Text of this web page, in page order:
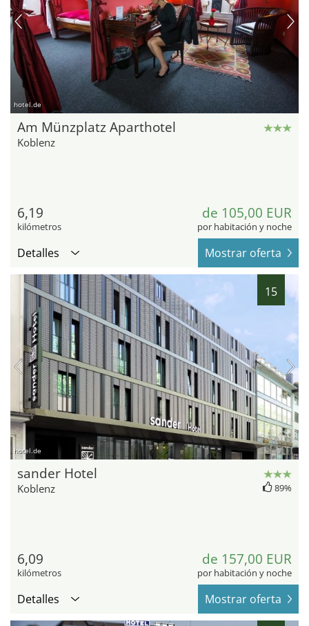
hotel.de
Am Münzplatz Aparthotel
Koblenz
6,19
kilómetros
de 105,00 EUR
por habitación y noche
Detalles Mostrar oferta
15
hotel.de
sander Hotel
Koblenz 89%
6,09
kilómetros
de 157,00 EUR
por habitación y noche
Detalles Mostrar oferta